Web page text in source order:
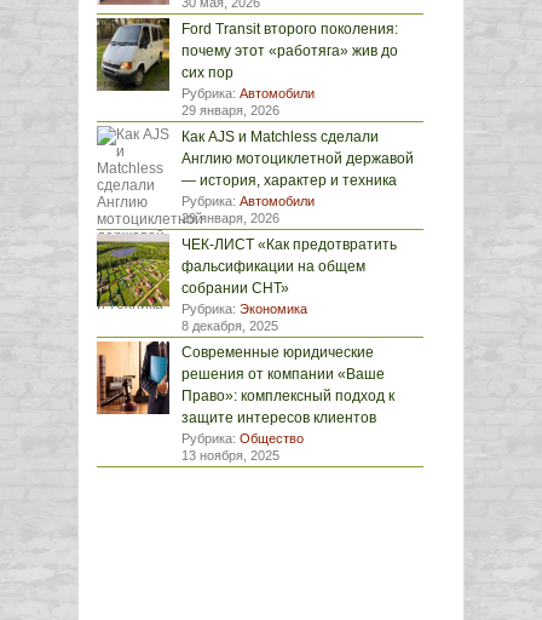
Ford Transit второго поколения:
почему этот «работяга» жив до
сих пор
Рубрика: Автомобили
29 января, 2026
Как AJS и Matchless сделали
Англию мотоциклетной державой
— история, характер и техника
Рубрика: Автомобили
29 января, 2026
ЧЕК-ЛИСТ «Как предотвратить
фальсификации на общем
собрании СНТ»
Рубрика: Экономика
8 декабря, 2025
Современные юридические
решения от компании «Ваше
Право»: комплексный подход к
защите интересов клиентов
Рубрика: Общество
13 ноября, 2025